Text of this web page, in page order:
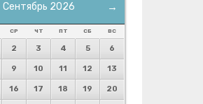
→
Сентябрь 2026
СР ЧТ ПТ СБ ВС
2 3 4 5 6
9 10 11 12 13
16 17 18 19 20